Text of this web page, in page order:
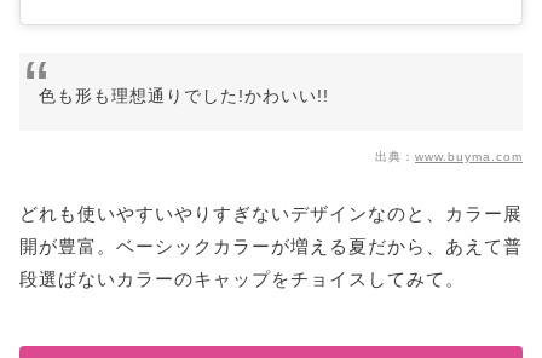
色も形も理想通りでした!かわいい!!
出典： www.buyma.com
どれも使いやすいやりすぎないデザインなのと、カラー展
開が豊富。ベーシックカラーが増える夏だから、あえて普
段選ばないカラーのキャップをチョイスしてみて。